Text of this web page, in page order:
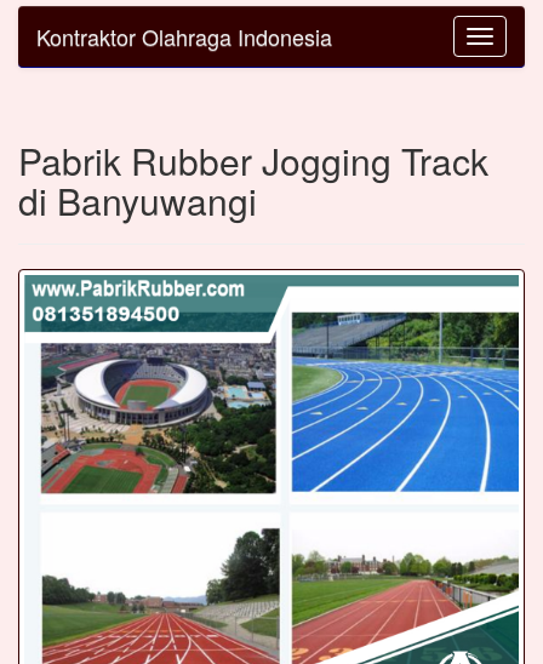
Toggle
Kontraktor Olahraga Indonesia
Pabrik Rubber Jogging Track
di Banyuwangi